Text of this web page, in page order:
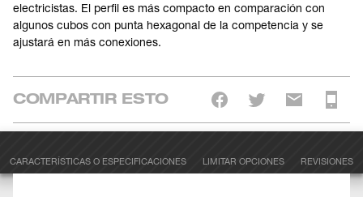
electricistas. El perfil es más compacto en comparación con
algunos cubos con punta hexagonal de la competencia y se
ajustará en más conexiones.
COMPARTIR ESTO
CARACTERÍSTICAS O ESPECIFICACIONES LIMITAR OPCIONES REVISIONES